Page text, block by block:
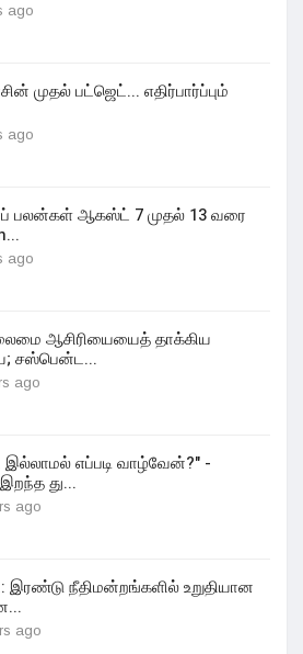
ago
முதல் பட்ஜெட்... எதிர்பார்ப்பும்
ago
பலன்கள் ஆகஸ்ட் 7 முதல் 13 வரை
ago
ஆசிரியையைத் தாக்கிய
சஸ்பென்ட...
ago
எப்படி வாழ்வேன்?" -
து...
ago
இரண்டு நீதிமன்றங்களில் உறுதியான
ago